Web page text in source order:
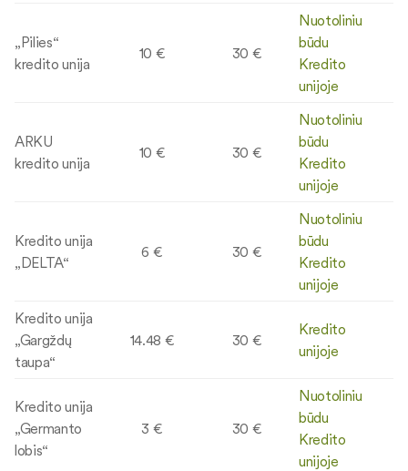
„Pilies“
kredito unija
10 € 30 €
Nuotoliniu
būdu
Kredito
unijoje
ARKU
kredito unija
10 € 30 €
Nuotoliniu
būdu
Kredito
unijoje
Kredito unija
„DELTA“
6 € 30 €
Nuotoliniu
būdu
Kredito
unijoje
Kredito unija
„Gargždų
taupa“
14.48 € 30 €
Kredito
unijoje
Kredito unija
„Germanto
lobis“
3 € 30 €
Nuotoliniu
būdu
Kredito
unijoje